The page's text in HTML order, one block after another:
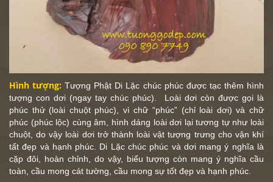
Hình tượng: Tượng Phật Di Lặc chúc phúc được tạc thêm hình
tượng con dơi (ngay tay chúc phúc). Loài dơi còn được gọi là
phúc thử (loài chuột phúc), vì chữ “phúc” (chỉ loài dơi) và chữ
phúc (phúc lộc) cùng âm, hình dáng loài dơi lại tương tự như loài
chuột, do vậy loài dơi trở thành loài vật tượng trưng cho vận khí
tất đẹp và hạnh phúc. Di Lặc chúc phúc và dơi mang ý nghĩa là
cặp đôi, hoàn chỉnh, do vậy, biểu tượng còn mang ý nghĩa cầu
toàn, cầu mong cát tường, cầu mong sự tốt đẹp và hạnh phúc.